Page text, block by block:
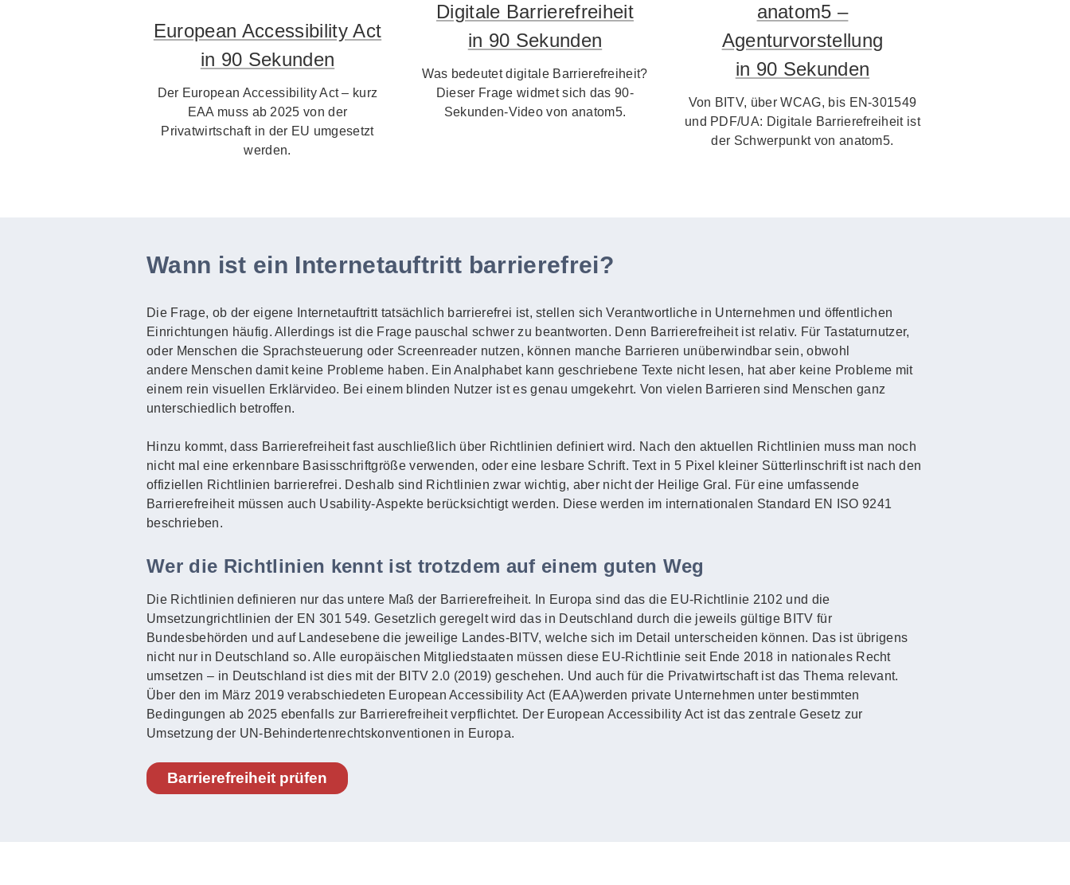
European Accessibility Act
in 90 Sekunden
Der European Accessibility Act – kurz
EAA muss ab 2025 von der
Privatwirtschaft in der EU umgesetzt
werden.
Digitale Barrierefreiheit
in 90 Sekunden
Was bedeutet digitale Barrierefreiheit?
Dieser Frage widmet sich das 90-
Sekunden-Video von anatom5.
anatom5 –
Agenturvorstellung
in 90 Sekunden
Von BITV, über WCAG, bis EN-301549
und PDF/UA: Digitale Barrierefreiheit ist
der Schwerpunkt von anatom5.
Wann ist ein Internetauftritt barrierefrei?
Die Frage, ob der eigene Internetauftritt tatsächlich barrierefrei ist, stellen sich Verantwortliche in Unternehmen und öffentlichen
Einrichtungen häufig. Allerdings ist die Frage pauschal schwer zu beantworten. Denn Barrierefreiheit ist relativ. Für Tastaturnutzer,
oder Menschen die Sprachsteuerung oder Screenreader nutzen, können manche Barrieren unüberwindbar sein, obwohl
andere Menschen damit keine Probleme haben. Ein Analphabet kann geschriebene Texte nicht lesen, hat aber keine Probleme mit
einem rein visuellen Erklärvideo. Bei einem blinden Nutzer ist es genau umgekehrt. Von vielen Barrieren sind Menschen ganz
unterschiedlich betroffen.
Hinzu kommt, dass Barrierefreiheit fast auschließlich über Richtlinien definiert wird. Nach den aktuellen Richtlinien muss man noch
nicht mal eine erkennbare Basisschriftgröße verwenden, oder eine lesbare Schrift. Text in 5 Pixel kleiner Sütterlinschrift ist nach den
offiziellen Richtlinien barrierefrei. Deshalb sind Richtlinien zwar wichtig, aber nicht der Heilige Gral. Für eine umfassende
Barrierefreiheit müssen auch Usability-Aspekte berücksichtigt werden. Diese werden im internationalen Standard EN ISO 9241
beschrieben.
Wer die Richtlinien kennt ist trotzdem auf einem guten Weg
Die Richtlinien definieren nur das untere Maß der Barrierefreiheit. In Europa sind das die EU-Richtlinie 2102 und die
Umsetzungrichtlinien der EN 301 549. Gesetzlich geregelt wird das in Deutschland durch die jeweils gültige BITV für
Bundesbehörden und auf Landesebene die jeweilige Landes-BITV, welche sich im Detail unterscheiden können. Das ist übrigens
nicht nur in Deutschland so. Alle europäischen Mitgliedstaaten müssen diese EU-Richtlinie seit Ende 2018 in nationales Recht
umsetzen – in Deutschland ist dies mit der BITV 2.0 (2019) geschehen. Und auch für die Privatwirtschaft ist das Thema relevant.
Über den im März 2019 verabschiedeten European Accessibility Act (EAA)werden private Unternehmen unter bestimmten
Bedingungen ab 2025 ebenfalls zur Barrierefreiheit verpflichtet. Der European Accessibility Act ist das zentrale Gesetz zur
Umsetzung der UN-Behindertenrechtskonventionen in Europa.
Barrierefreiheit prüfen